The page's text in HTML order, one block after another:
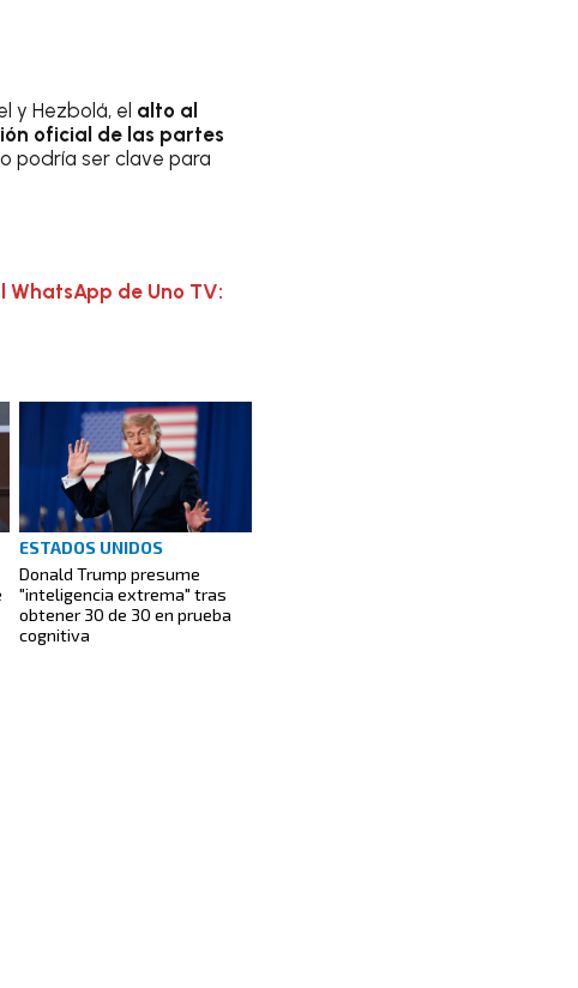
y Hezbolá, el alto al
oficial de las partes
podría ser clave para
de Uno TV:
ESTADOS UNIDOS
Donald Trump presume
"inteligencia extrema" tras
obtener 30 de 30 en prueba
cognitiva